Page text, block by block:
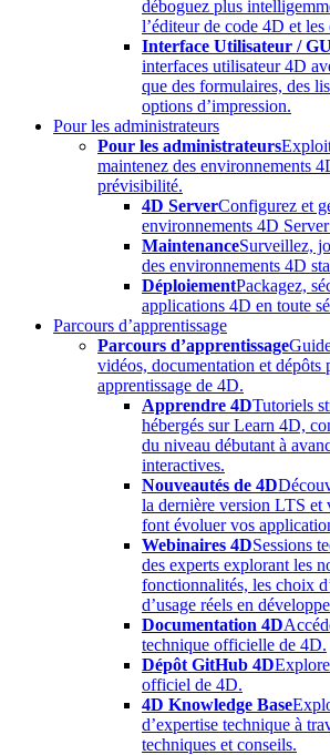
déboguez plus
l’éditeur de code 4D et
Interface Utilisateur /
interfaces utilisateur 4D
que des formulaires, des
options d’impression.
Pour les administrateurs
Pour les administrateurs
maintenez des environnements
prévisibilité.
4D ServerConfigurez et
environnements 4D
MaintenanceSurveillez,
des environnements 4D
DéploiementPackagez,
applications 4D en toute
Parcours d’apprentissage
Parcours d’apprentissage
vidéos, documentation et dépôts
apprentissage de 4D.
Apprendre 4DTutoriels
hébergés sur Learn 4D,
du niveau débutant à
interactives.
Nouveautés de 4D
la dernière version LTS et
font évoluer vos
Webinaires 4DSessions
des experts explorant les
fonctionnalités, les choix
d’usage réels en
Documentation 4D
technique officielle de 4D.
Dépôt GitHub 4D
officiel de 4D.
4D Knowledge Base
d’expertise technique à
techniques et conseils.